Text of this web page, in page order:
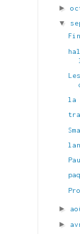
►
▼
la
►
►